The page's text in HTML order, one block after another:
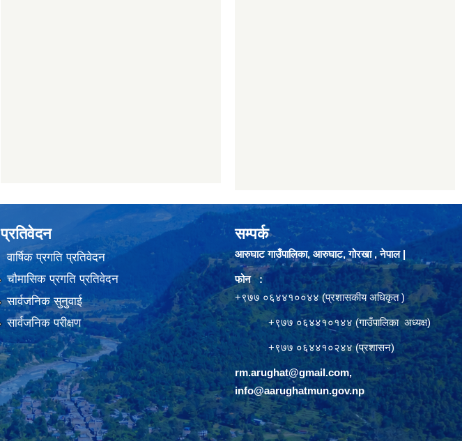
प्रतिवेदन
वार्षिक प्रगति प्रतिवेदन
चौमासिक प्रगति प्रतिवेदन
सार्वजनिक सुनुवाई
सार्वजनिक परीक्षण
सम्पर्क
आरुघाट गाउँपालिका, आरुघाट, गोरखा , नेपाल |
फोन :
+९७७ ०६४४१००४४ (प्रशासकीय अधिकृत )
+९७७ ०६४४१०१४४ (गाउँपालिका अध्यक्ष)
+९७७ ०६४४१०२४४ (प्रशासन)
rm.arughat@gmail.com,
info@aarughatmun.gov.np